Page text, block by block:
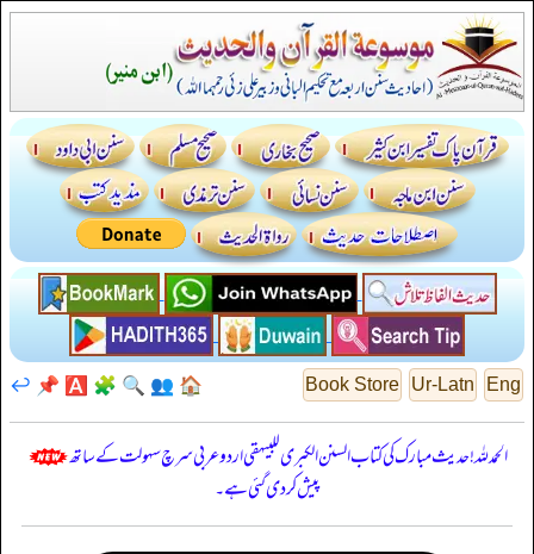
Eng
Ur-Latn
Book Store
🏠
👥
🔍
🧩
🅰️
📌
↩️
الحمدللہ! حدیث مبارک کی کتاب السنن الكبرى للبيهقي اردو عربی سرچ سہولت کے ساتھ
پیش کر دی گئی ہے۔